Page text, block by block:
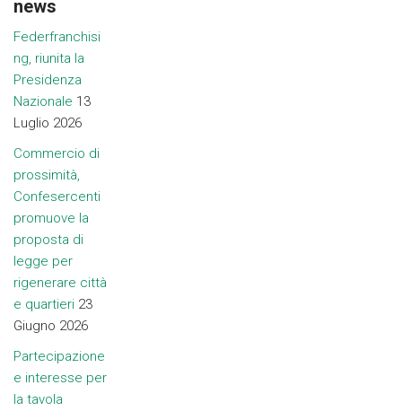
news
Federfranchisi
ng, riunita la
Presidenza
Nazionale 13
Luglio 2026
Commercio di
prossimità,
Confesercenti
promuove la
proposta di
legge per
rigenerare città
e quartieri 23
Giugno 2026
Partecipazione
e interesse per
la tavola